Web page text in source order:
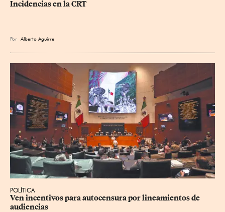
Incidencias en la CRT
Por Alberto Aguirre
POLÍTICA
Ven incentivos para autocensura por lineamientos de
audiencias